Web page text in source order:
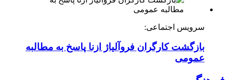
سرویس اجتماعی:
بازگشت کارگران فروآلیاژ ازنا پاسخ به مطالبه
عمومی